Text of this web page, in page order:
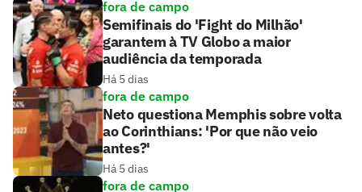
fora de campo
Semifinais do 'Fight do Milhão'
garantem à TV Globo a maior
audiência da temporada
Há 5 dias
fora de campo
Neto questiona Memphis sobre volta
ao Corinthians: 'Por que não veio
antes?'
Há 5 dias
fora de campo